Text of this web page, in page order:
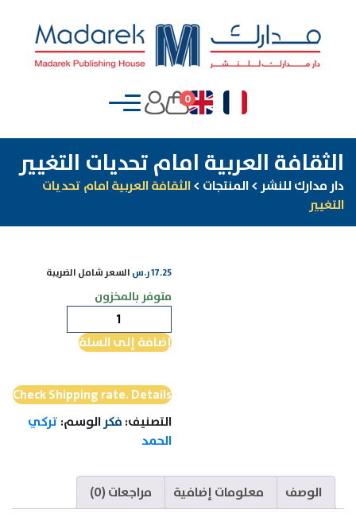
0
الثقافة العربية امام تحديات التغيير
دار مدارك للنشر >المنتجات >الثقافة العربية امام تحديات
التغيير
17.25ر.س السعر شامل الضريبة
متوفر بالمخزون
الثقافة
العربية
تحديات
التغيير
إضافة إلى السلة
Check Shipping rate. Details
التصنيف: فكر الوسم: تركي
الحمد
الوصف معلومات إضافية مراجعات (0)